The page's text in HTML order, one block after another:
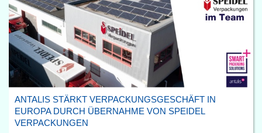
ANTALIS STÄRKT VERPACKUNGSGESCHÄFT IN
EUROPA DURCH ÜBERNAHME VON SPEIDEL
VERPACKUNGEN